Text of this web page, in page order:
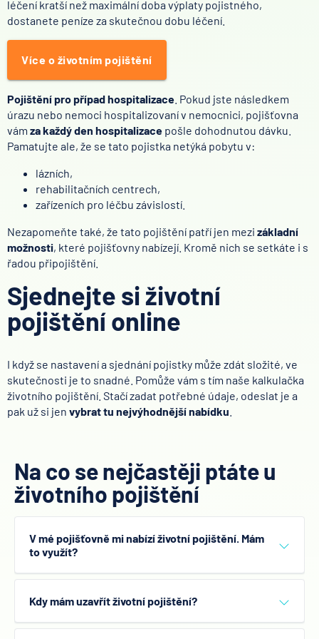
léčení kratší než maximální doba výplaty pojistného,
dostanete peníze za skutečnou dobu léčení.
Více o životním pojištění
Pojištění pro případ hospitalizace . Pokud jste následkem
úrazu nebo nemoci hospitalizovaní v nemocnici, pojišťovna
vám za každý den hospitalizace pošle dohodnutou dávku.
Pamatujte ale, že se tato pojistka netýká pobytu v:
lázních,
rehabilitačních centrech,
zařízeních pro léčbu závislostí.
Nezapomeňte také, že tato pojištění patří jen mezi základní
možnosti, které pojišťovny nabízejí. Kromě nich se setkáte i s
řadou připojištění.
Sjednejte si životní
pojištění online
I když se nastavení a sjednání pojistky může zdát složité, ve
skutečnosti je to snadné. Pomůže vám s tím naše kalkulačka
životního pojištění. Stačí zadat potřebné údaje, odeslat je a
pak už si jen vybrat tu nejvýhodnější nabídku
Na co se nejčastěji ptáte u
životního pojištění
V mé pojišťovně mi nabízí životní pojištění. Mám
to využít?
Určitě doporučujeme na takovou nabídku nekývnout
proto si jeho výběr dobře promyslete. Obecně se
většinou vyplatí nepřijímat první nabídku. Mezi
jednotlivými pojišťovnami jsou totiž velké rozdíly v
Kdy mám uzavřít životní pojištění?
Obecně platí, že čím dřív, tím líp. Čím jste starší, tím